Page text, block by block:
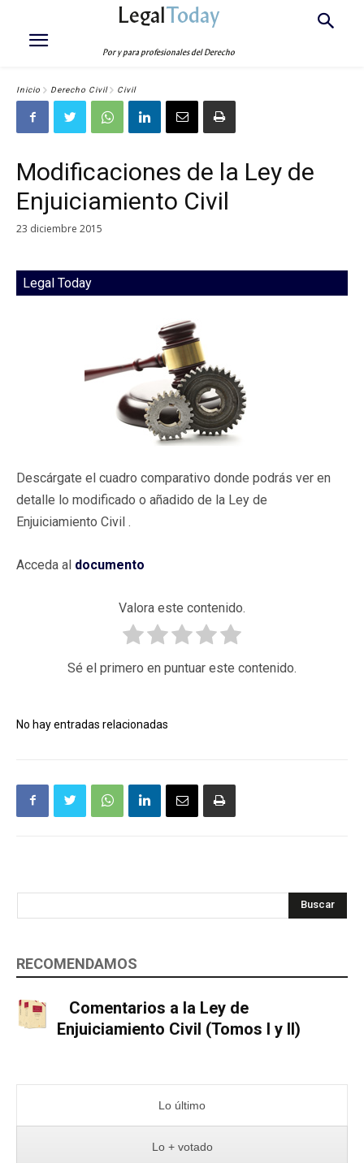
LegalToday
Por y para profesionales del Derecho
Inicio Derecho Civil Civil
Modificaciones de la Ley de
Enjuiciamiento Civil
23 diciembre 2015
Legal Today
Descárgate el cuadro comparativo donde podrás ver en
detalle lo modificado o añadido de la Ley de
Enjuiciamiento Civil .
Acceda al documento
Valora este contenido.
Sé el primero en puntuar este contenido.
No hay entradas relacionadas
Buscar
RECOMENDAMOS
Comentarios a la Ley de
Enjuiciamiento Civil (Tomos I y II)
Lo último
Lo + votado